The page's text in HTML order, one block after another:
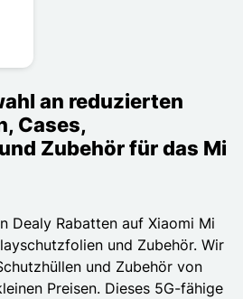
an reduzierten
Cases,
Zubehör für das Mi
Dealy Rabatten auf Xiaomi Mi
und Zubehör. Wir
und Zubehör von
Preisen. Dieses 5G-fähige